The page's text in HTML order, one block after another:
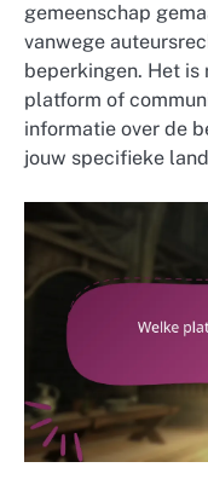
gemeenschap
vanwege
beperkingen. Het is
platform of
informatie over de
jouw specifieke